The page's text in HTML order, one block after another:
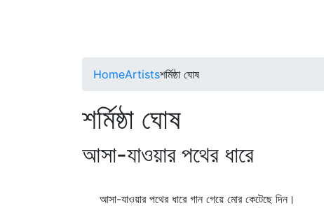
HomeArtistsশর্মিষ্ঠা ঘোষ
শর্মিষ্ঠা ঘোষ
আসা-যাওয়ার পথের ধারে
আসা-যাওয়ার পথের ধারে গান গেয়ে মোর কেটেছে দিন।